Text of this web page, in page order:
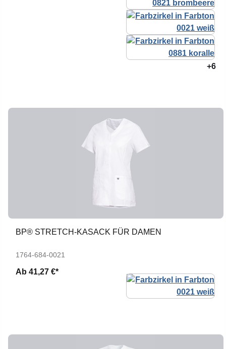
+6
BP® STRETCH-KASACK FÜR DAMEN
1764-684-0021
Ab 41,27 €*